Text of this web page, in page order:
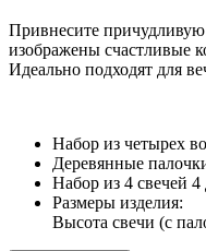
Привнесите причудливую
изображены счастливые
Идеально подходят для
Набор из четырех
Деревянные
Набор из 4 свечей 4
Размеры изделия:
Высота свечи (с